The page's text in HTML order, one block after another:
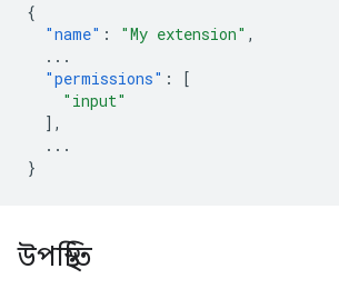
{
"name" : "My extension" ,
...
"permissions" :
[
"input"
],
...
}
উপস্থিতি